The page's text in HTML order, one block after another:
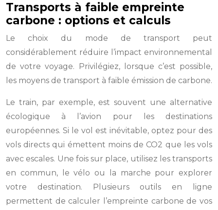
Transports à faible empreinte
carbone : options et calculs
Le choix du mode de transport peut
considérablement réduire l’impact environnemental
de votre voyage. Privilégiez, lorsque c’est possible,
les moyens de transport à faible émission de carbone.
Le train, par exemple, est souvent une alternative
écologique à l’avion pour les destinations
européennes. Si le vol est inévitable, optez pour des
vols directs qui émettent moins de CO2 que les vols
avec escales. Une fois sur place, utilisez les transports
en commun, le vélo ou la marche pour explorer
votre destination. Plusieurs outils en ligne
permettent de calculer l’empreinte carbone de vos